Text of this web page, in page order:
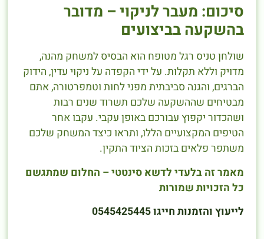
סיכום: מעבר לניקוי – מדובר
בהשקעה בביצועים
שולחן טניס רגל מטופח הוא הבסיס למשחק מהנה,
מדויק וללא תקלות. על ידי הקפדה על ניקוי עדין, הידוק
הברגים, והגנה סביבתית מפני לחות וטמפרטורה, אתם
מבטיחים שההשקעה שלכם תשרוד שנים רבות
ושהכדור יקפוץ עבורכם באופן עקבי. עקבו אחר
הטיפים המקצועיים הללו, ותראו כיצד המשחק שלכם
משתפר פלאים בזכות הציוד התקין.
מאמר זה בלעדי לדשא סינטטי – החלום שמתגשם
כל הזכויות שמורות
לייעוץ והזמנות חייגו 0545425445